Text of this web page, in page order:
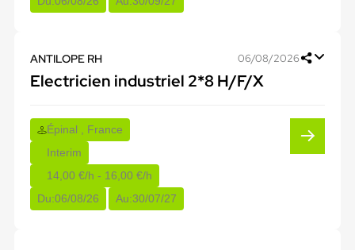
ANTILOPE RH 06/08/2026
Electricien industriel 2*8 H/F/X
Épinal , France
Interim
14,00 €/h - 16,00 €/h
Du:06/08/26 Au:30/07/27